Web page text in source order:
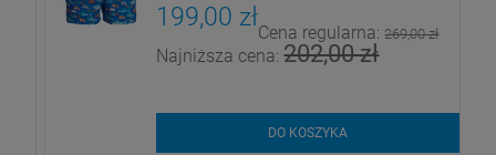
199,00 zł
Cena regularna:269,00 zł
Najniższa cena:202,00 zł
DO KOSZYKA